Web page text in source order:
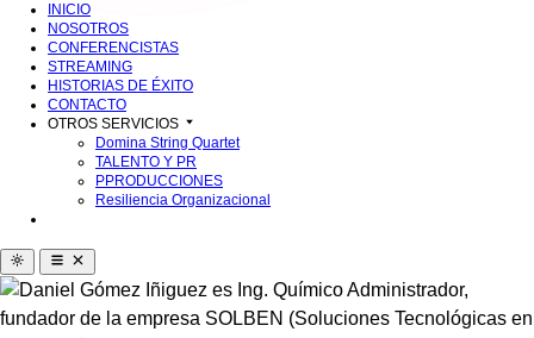
INICIO
NOSOTROS
CONFERENCISTAS
STREAMING
HISTORIAS DE ÉXITO
CONTACTO
OTROS SERVICIOS
Domina String Quartet
TALENTO Y PR
PPRODUCCIONES
Resiliencia Organizacional